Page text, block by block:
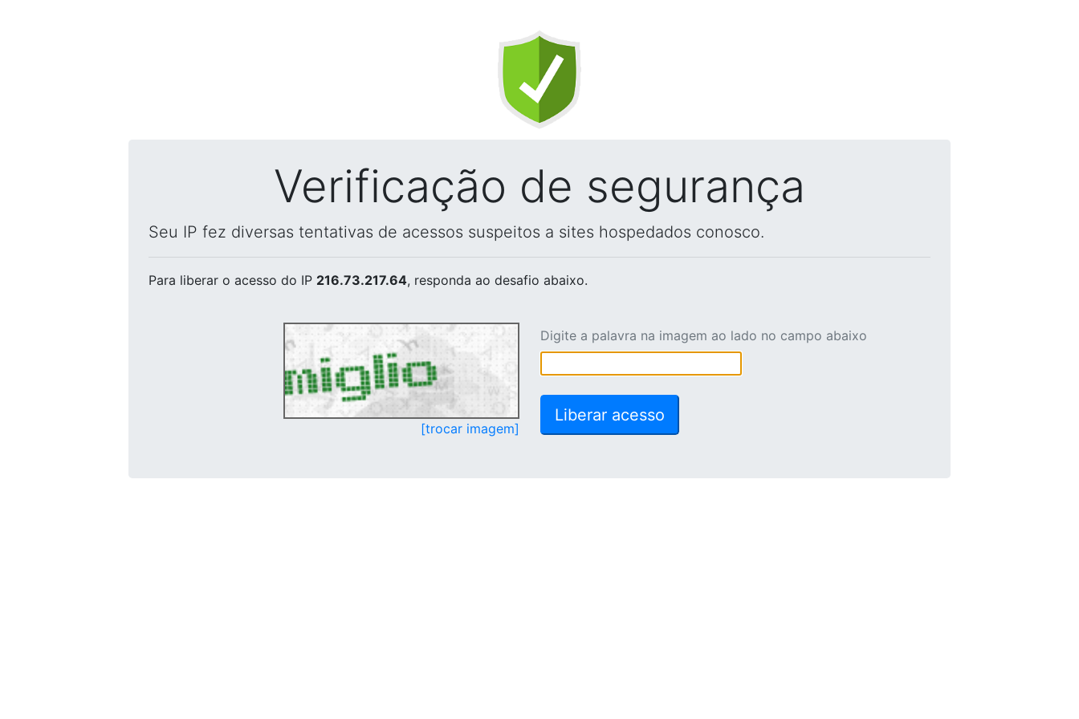
Verificação de segurança
Seu IP fez diversas tentativas de acessos suspeitos a sites hospedados conosco.
Para liberar o acesso do IP 216.73.217.64, responda ao desafio abaixo.
[trocar imagem]
Digite a palavra na imagem ao lado no campo abaixo